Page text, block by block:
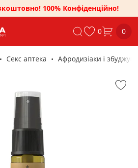
100% Конфіденційно!
0 0
Секс аптека Афродизіаки і